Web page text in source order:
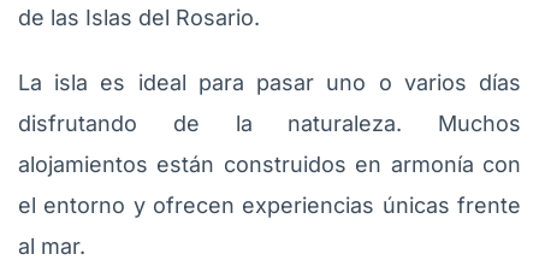
de las Islas del Rosario.
La isla es ideal para pasar uno o varios días
disfrutando de la naturaleza. Muchos
alojamientos están construidos en armonía con
el entorno y ofrecen experiencias únicas frente
al mar.